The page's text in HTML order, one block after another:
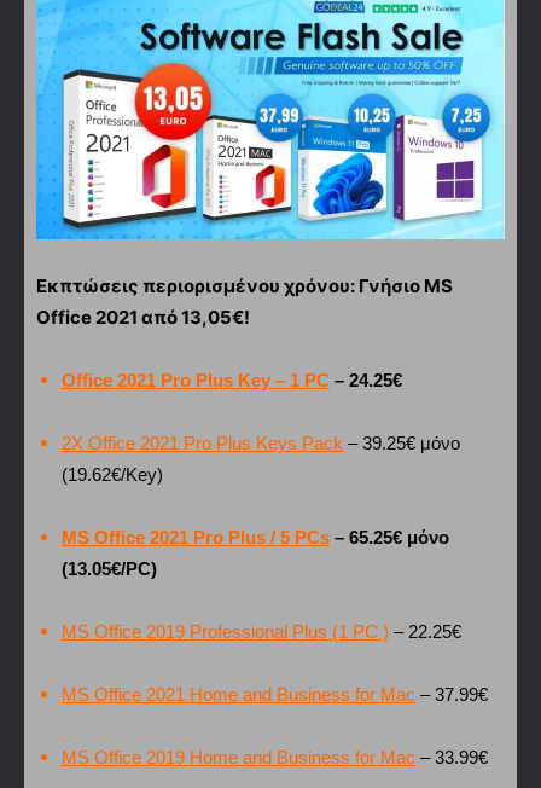
Εκπτώσεις περιορισμένου χρόνου: Γνήσιο MS
Office 2021 από 13,05€!
Office 2021 Pro Plus Key – 1 PC – 24.25€
2X Office 2021 Pro Plus Keys Pack – 39.25€ μόνο
(19.62€/Key)
MS Office 2021 Pro Plus / 5 PCs – 65.25€ μόνο
(13.05€/PC)
MS Office 2019 Professional Plus (1 PC ) – 22.25€
MS Office 2021 Home and Business for Mac – 37.99€
MS Office 2019 Home and Business for Mac – 33.99€